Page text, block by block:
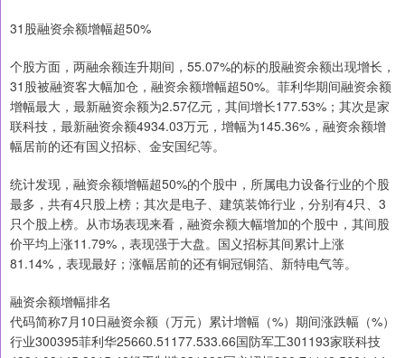
31股融资余额增幅超50%
个股方面，两融余额连升期间，55.07%的标的股融资余额出现增长，
31股被融资客大幅加仓，融资余额增幅超50%。菲利华期间融资余额
增幅最大，最新融资余额为2.57亿元，其间增长177.53%；其次是家
联科技，最新融资余额4934.03万元，增幅为145.36%，融资余额增
幅居前的还有国义招标、金安国纪等。
统计发现，融资余额增幅超50%的个股中，所属电力设备行业的个股
最多，共有4只股上榜；其次是电子、建筑装饰行业，分别有4只、3
只个股上榜。从市场表现来看，融资余额大幅增加的个股中，其间股
价平均上涨11.79%，表现强于大盘。国义招标其间累计上涨
81.14%，表现最好；涨幅居前的还有铜冠铜箔、新特电气等。
融资余额增幅排名
代码简称7月10日融资余额（万元）累计增幅（%）期间涨跌幅（%）
行业300395菲利华25660.51177.533.66国防军工301193家联科技